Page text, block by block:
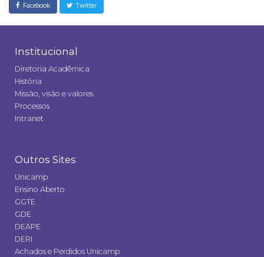
Facebook Twitter
Institucional
Diretoria Acadêmica
História
Missão, visão e valores
Processos
Intranet
Outros Sites
Unicamp
Ensino Aberto
GGTE
GDE
DEAPE
DERI
Achados e Perdidos Unicamp